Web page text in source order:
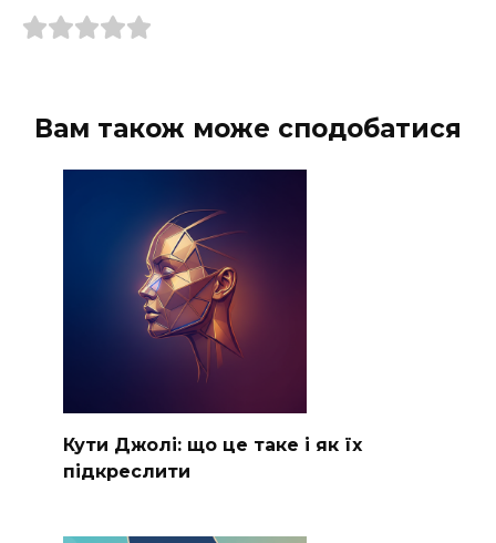
Вам також може сподобатися
Кути Джолі: що це таке і як їх
підкреслити